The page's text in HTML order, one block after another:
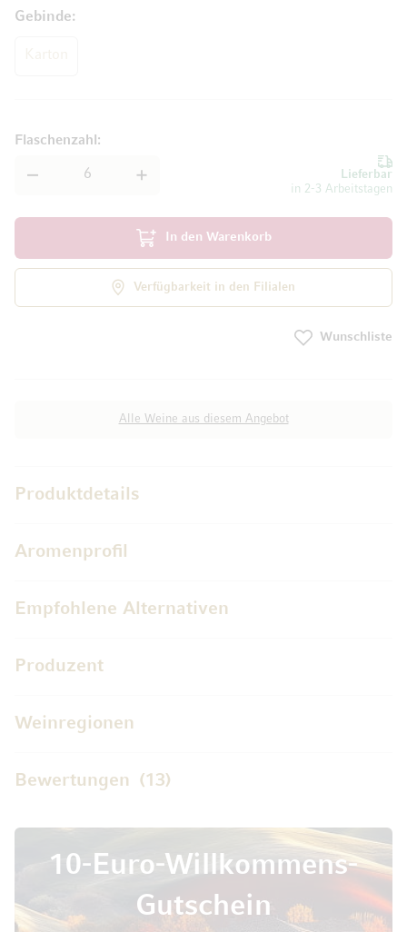
Alle Weine aus diesem Angebot
Gebinde
Lieferbar
in 2-3 Arbeitstagen
Flaschenzahl
In den Warenkorb
Verfügbarkeit in den Filialen
Wunschliste
Produktdetails
Aromenprofil
Empfohlene Alternativen
Produzent
Weinregionen
Bewertungen 13
10-Euro-Willkommens-
Gutschein